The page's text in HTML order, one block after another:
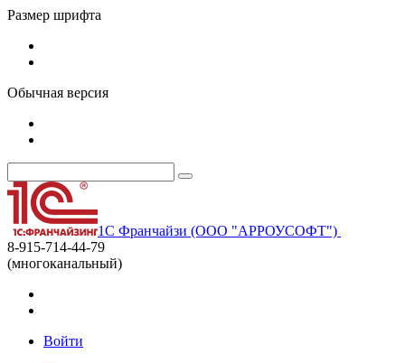
Размер шрифта
Обычная версия
1С Франчайзи (ООО "АРРОУСОФТ")
8-915-714-44-79
(многоканальный)
Войти